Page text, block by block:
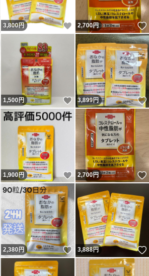
いいね！
3,800円 いいね！
2,700円
いね！
1,500円 いいね！
3,899円
いね！
1,900円 いいね！
2,700円
いね！
2,380円 いいね！
3,888円